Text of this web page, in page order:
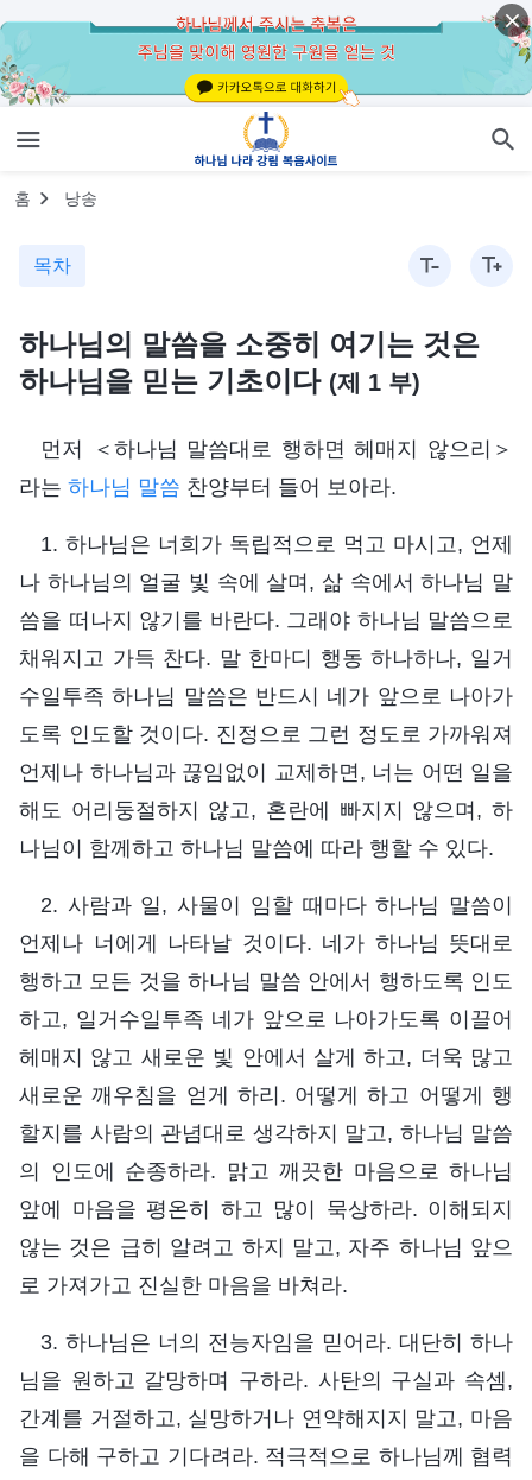
홈 낭송
목차
하나님의 말씀을 소중히 여기는 것은
하나님을 믿는 기초이다 (제 1 부)
먼저 ＜하나님 말씀대로 행하면 헤매지 않으리＞
라는 하나님 말씀 찬양부터 들어 보아라.
1. 하나님은 너희가 독립적으로 먹고 마시고, 언제
나 하나님의 얼굴 빛 속에 살며, 삶 속에서 하나님 말
씀을 떠나지 않기를 바란다. 그래야 하나님 말씀으로
채워지고 가득 찬다. 말 한마디 행동 하나하나, 일거
수일투족 하나님 말씀은 반드시 네가 앞으로 나아가
도록 인도할 것이다. 진정으로 그런 정도로 가까워져
언제나 하나님과 끊임없이 교제하면, 너는 어떤 일을
해도 어리둥절하지 않고, 혼란에 빠지지 않으며, 하
나님이 함께하고 하나님 말씀에 따라 행할 수 있다.
2. 사람과 일, 사물이 임할 때마다 하나님 말씀이
언제나 너에게 나타날 것이다. 네가 하나님 뜻대로
행하고 모든 것을 하나님 말씀 안에서 행하도록 인도
하고, 일거수일투족 네가 앞으로 나아가도록 이끌어
헤매지 않고 새로운 빛 안에서 살게 하고, 더욱 많고
새로운 깨우침을 얻게 하리. 어떻게 하고 어떻게 행
할지를 사람의 관념대로 생각하지 말고, 하나님 말씀
의 인도에 순종하라. 맑고 깨끗한 마음으로 하나님
앞에 마음을 평온히 하고 많이 묵상하라. 이해되지
않는 것은 급히 알려고 하지 말고, 자주 하나님 앞으
로 가져가고 진실한 마음을 바쳐라.
3. 하나님은 너의 전능자임을 믿어라. 대단히 하나
님을 원하고 갈망하며 구하라. 사탄의 구실과 속셈,
간계를 거절하고, 실망하거나 연약해지지 말고, 마음
을 다해 구하고 기다려라. 적극적으로 하나님께 협력